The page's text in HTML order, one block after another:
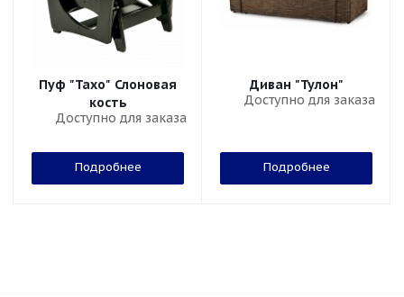
Пуф "Тахо" Слоновая
кость
Доступно для заказа
Подробнее
Диван "Тулон"
Доступно для заказа
Подробнее